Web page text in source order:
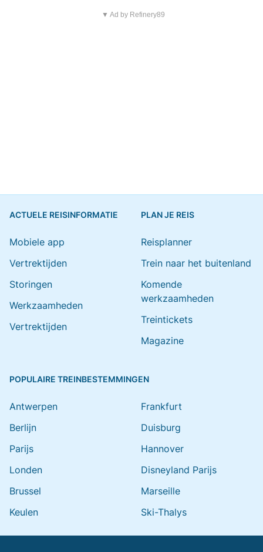
▼ Ad by Refinery89
ACTUELE REISINFORMATIE
Mobiele app
Vertrektijden
Storingen
Werkzaamheden
Vertrektijden
PLAN JE REIS
Reisplanner
Trein naar het buitenland
Komende
werkzaamheden
Treintickets
Magazine
POPULAIRE TREINBESTEMMINGEN
Antwerpen
Berlijn
Parijs
Londen
Brussel
Keulen
Frankfurt
Duisburg
Hannover
Disneyland Parijs
Marseille
Ski-Thalys